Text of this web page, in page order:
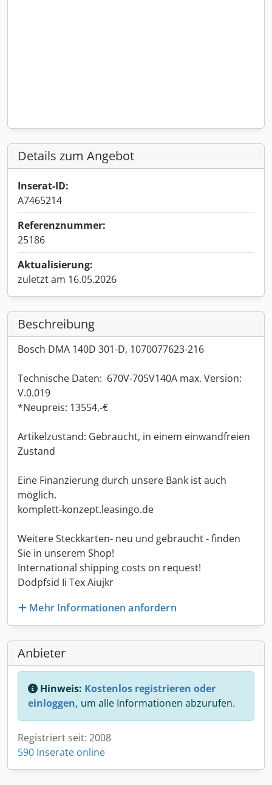
Details zum Angebot
Inserat-ID:
A7465214
Referenznummer:
25186
Aktualisierung:
zuletzt am 16.05.2026
Beschreibung
Bosch DMA 140D 301-D, 1070077623-216
Technische Daten: 670V-705V140A max. Version:
V.0.019
*Neupreis: 13554,-€
Artikelzustand: Gebraucht, in einem einwandfreien
Zustand
Eine Finanzierung durch unsere Bank ist auch
möglich.
komplett-konzept.leasingo.de
Weitere Steckkarten- neu und gebraucht - finden
Sie in unserem Shop!
International shipping costs on request!
Dodpfsid Ii Tex Aiujkr
Mehr Informationen anfordern
Anbieter
Hinweis: Kostenlos registrieren oder
einloggen, um alle Informationen abzurufen.
Registriert seit: 2008
590 Inserate online